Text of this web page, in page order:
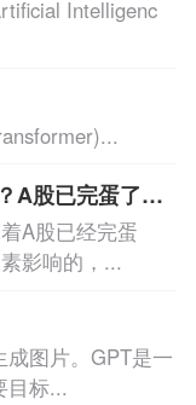
Intelligenc
为什么现在打开A股，每天都是绿？A股已完蛋了吗？
A股已经完蛋
影响的，...
图片。GPT是一
目标...